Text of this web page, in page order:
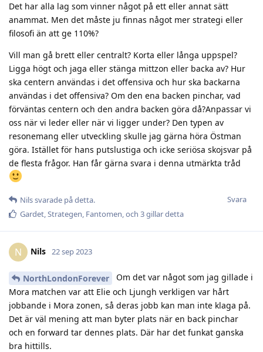
Det har alla lag som vinner något på ett eller annat sätt
anammat. Men det måste ju finnas något mer strategi eller
filosofi än att ge 110%?
Vill man gå brett eller centralt? Korta eller långa uppspel?
Ligga högt och jaga eller stänga mittzon eller backa av? Hur
ska centern användas i det offensiva och hur ska backarna
användas i det offensiva? Om den ena backen pinchar, vad
förväntas centern och den andra backen göra då?Anpassar vi
oss när vi leder eller när vi ligger under? Den typen av
resonemang eller utveckling skulle jag gärna höra Östman
göra. Istället för hans putslustiga och icke seriösa skojsvar på
de flesta frågor. Han får gärna svara i denna utmärkta tråd
Svara
Nilssvarade på detta.
Gardet,Strategen, Fantomen, och 3gillar detta
N Nils 22 sep 2023
NorthLondonForever
Om det var något som jag gillade i
Mora matchen var att Elie och Ljungh verkligen var hårt
jobbande i Mora zonen, så deras jobb kan man inte klaga på.
Det är väl mening att man byter plats när en back pinchar
och en forward tar dennes plats. Där har det funkat ganska
bra hittills.